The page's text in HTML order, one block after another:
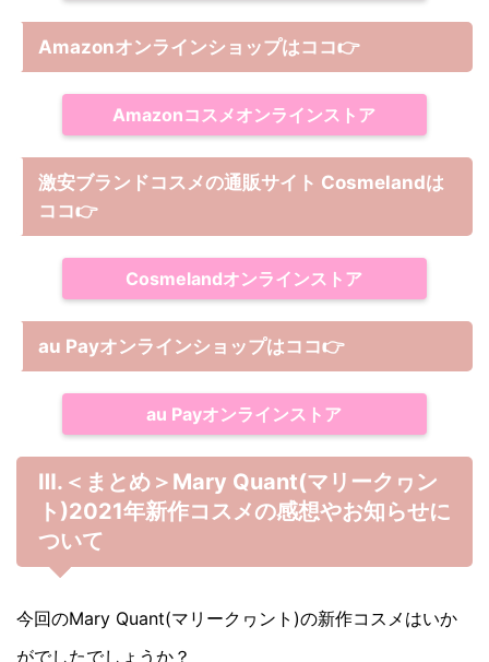
Amazonオンラインショップはココ👉
Amazonコスメオンラインストア
激安ブランドコスメの通販サイト Cosmelandは
ココ👉
Cosmelandオンラインストア
au Payオンラインショップはココ👉
au Payオンラインストア
Ⅲ.＜まとめ＞Mary Quant(マリークヮン
ト)2021年新作コスメの感想やお知らせに
ついて
今回のMary Quant(マリークヮント)の新作コスメはいか
がでしたでしょうか？